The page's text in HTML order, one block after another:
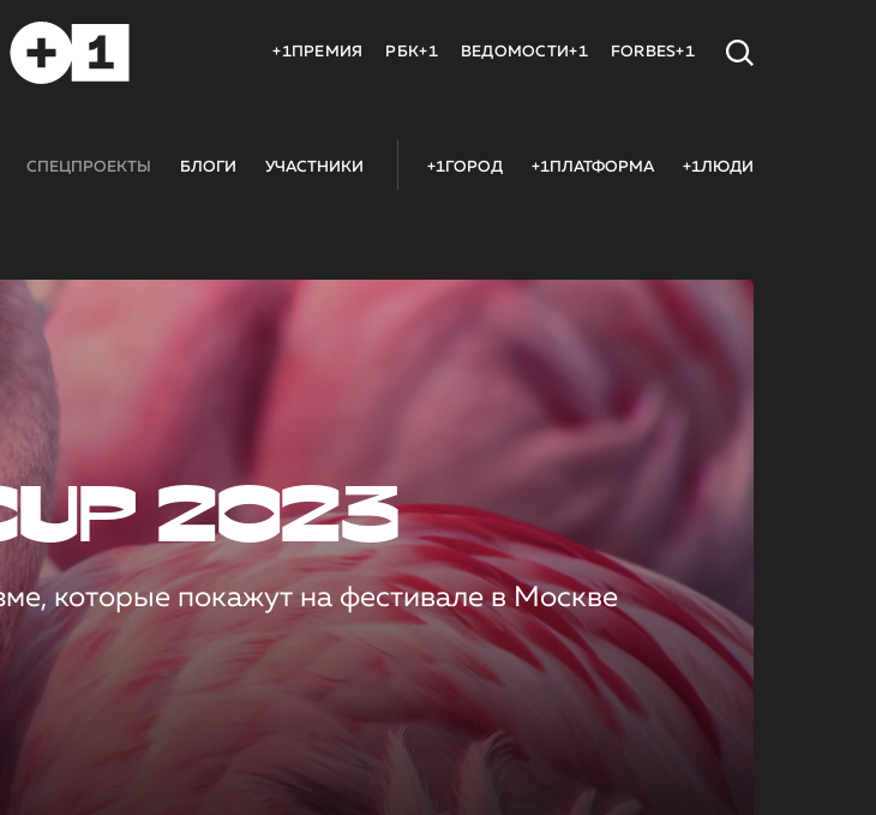
+1ПРЕМИЯ РБК+1 ВЕДОМОСТИ+1 FORBES+1
СПЕЦПРОЕКТЫ БЛОГИ УЧАСТНИКИ +1ГОРОД +1ПЛАТФОРМА +1ЛЮДИ
2023
которые покажут на фестивале в Москве